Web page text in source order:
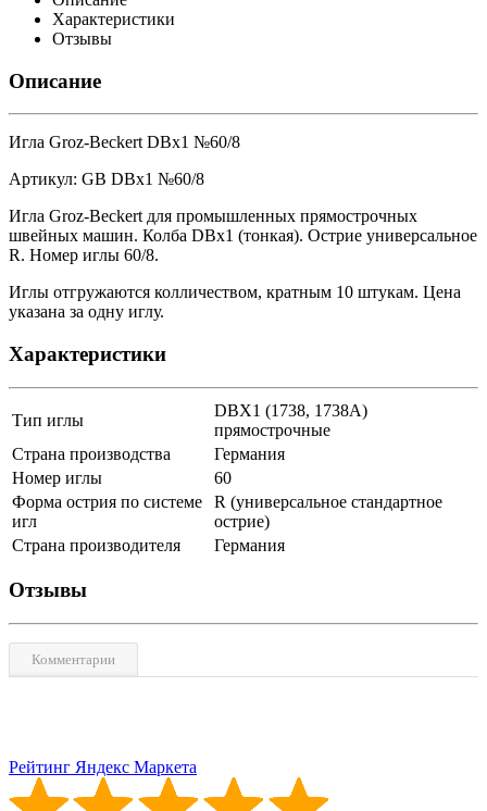
Характеристики
Отзывы
Описание
Игла Groz-Beckert DBx1 №60/8
Артикул: GB DBx1 №60/8
Игла Groz-Beckert для промышленных прямострочных
швейных машин. Колба DBx1 (тонкая). Острие универсальное
R. Номер иглы 60/8.
Иглы отгружаются колличеством, кратным 10 штукам. Цена
указана за одну иглу.
Характеристики
Тип иглы
DBX1 (1738, 1738A)
прямострочные
Страна производства
Германия
Номер иглы
60
Форма острия по системе
игл
R (универсальное стандартное
острие)
Страна производителя
Германия
Отзывы
Комментарии
Рейтинг Яндекс Маркета